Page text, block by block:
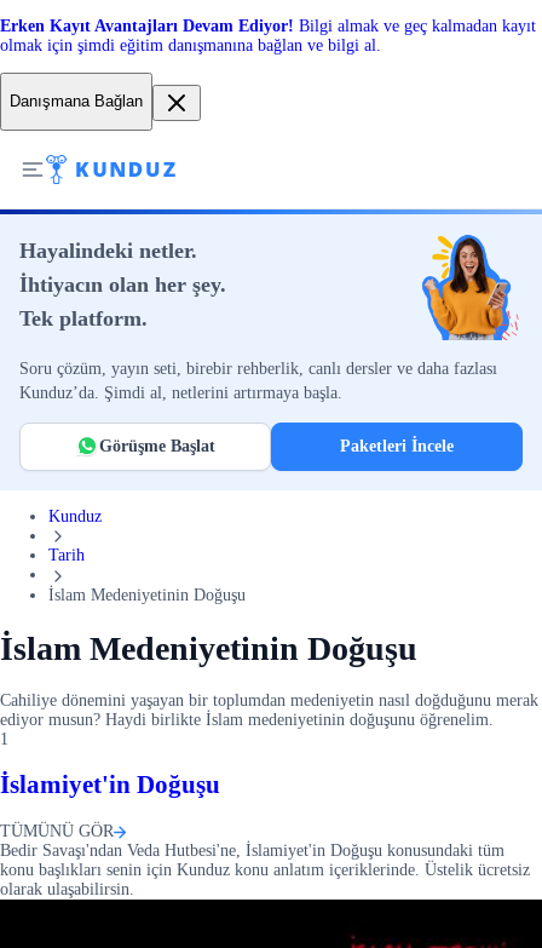
Erken Kayıt Avantajları Devam Ediyor! Bilgi almak ve geç kalmadan kayıt
olmak için şimdi eğitim danışmanına bağlan ve bilgi al.
Danışmana Bağlan
Hayalindeki netler.
İhtiyacın olan her şey.
Tek platform.
Soru çözüm, yayın seti, birebir rehberlik, canlı dersler ve daha fazlası
Kunduz’da. Şimdi al, netlerini artırmaya başla.
Görüşme Başlat Paketleri İncele
Kunduz
Tarih
İslam Medeniyetinin Doğuşu
İslam Medeniyetinin Doğuşu
Cahiliye dönemini yaşayan bir toplumdan medeniyetin nasıl doğduğunu merak
ediyor musun? Haydi birlikte İslam medeniyetinin doğuşunu öğrenelim.
1
İslamiyet'in Doğuşu
TÜMÜNÜ GÖR
Bedir Savaşı'ndan Veda Hutbesi'ne, İslamiyet'in Doğuşu konusundaki tüm
konu başlıkları senin için Kunduz konu anlatım içeriklerinde. Üstelik ücretsiz
olarak ulaşabilirsin.